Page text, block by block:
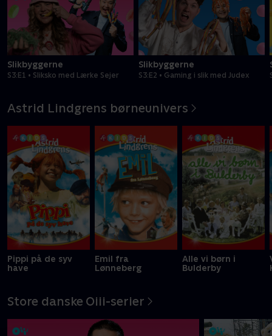
Slikbyggerne
S3:E1 • Sliksko med Lærke Sejer
Slikbyggerne
S3:E2 • Gaming i slik med Judex
Astrid Lindgrens børneunivers
Pippi på de syv
have
Emil fra
Lønneberg
Alle vi børn i
Bulderby
Store danske Oiii-serier